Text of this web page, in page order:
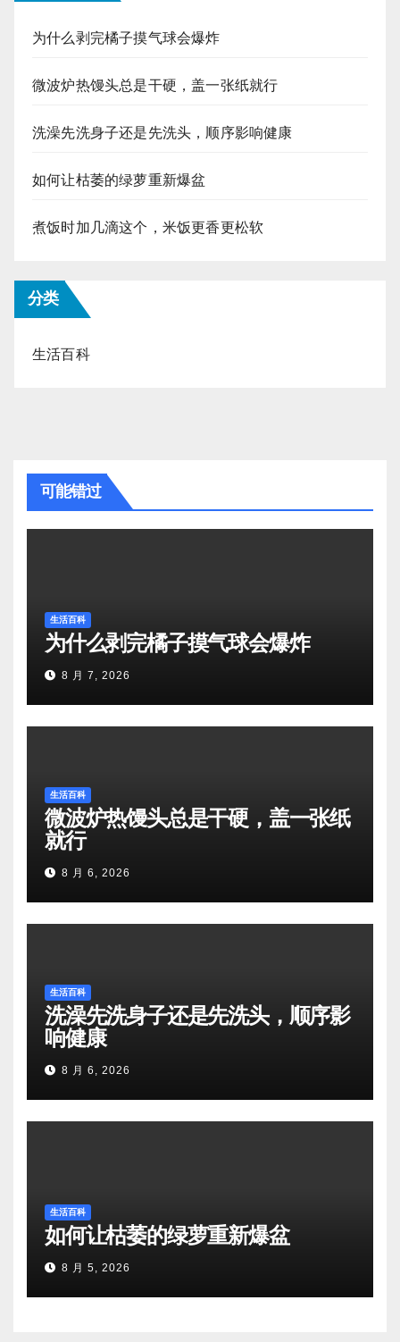
为什么剥完橘子摸气球会爆炸
微波炉热馒头总是干硬，盖一张纸就行
洗澡先洗身子还是先洗头，顺序影响健康
如何让枯萎的绿萝重新爆盆
煮饭时加几滴这个，米饭更香更松软
分类
生活百科
可能错过
生活百科
为什么剥完橘子摸气球会爆炸
8 月 7, 2026
生活百科
微波炉热馒头总是干硬，盖一张纸
就行
8 月 6, 2026
生活百科
洗澡先洗身子还是先洗头，顺序影
响健康
8 月 6, 2026
生活百科
如何让枯萎的绿萝重新爆盆
8 月 5, 2026